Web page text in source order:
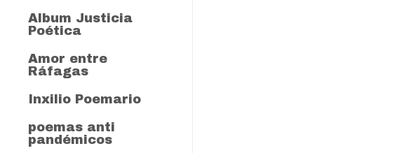
Museo popular de memorias
indisciplinadas
Dubán Barros, Un pez sin Agua
Album Justicia
Poética
Amor entre
Ráfagas
Inxilio Poemario
poemas anti
pandémicos